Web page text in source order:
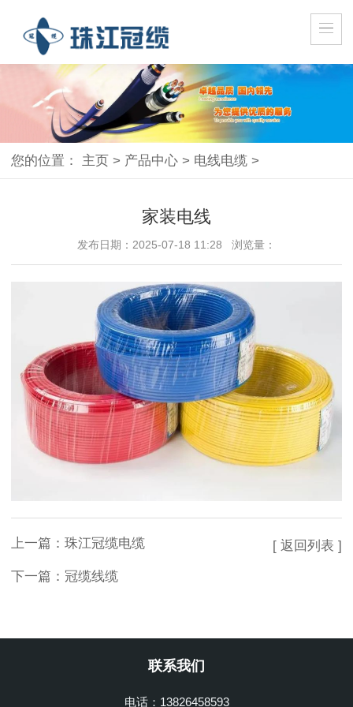
您的位置： 主页 > 产品中心 > 电线电缆 >
家装电线
发布日期：2025-07-18 11:28 浏览量：
上一篇： 珠江冠缆电缆
下一篇： 冠缆线缆
[ 返回列表 ]
联系我们
电话：13826458593